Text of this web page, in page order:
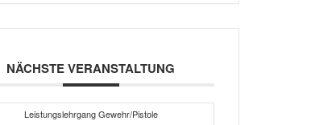
NÄCHSTE VERANSTALTUNG
Leistungslehrgang Gewehr/Pistole